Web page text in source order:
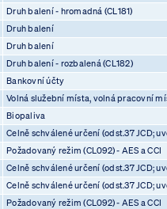
Druh balení - hromadná (CL181)
Druh balení
Druh balení
Druh balení - rozbalená (CL182)
Bankovní účty
Volná služební místa, volná pracovní
Biopaliva
Celně schválené určení (odst.37 JCD;
Požadovaný režim (CL092) - AES a CCI
Celně schválené určení (odst.37 JCD;
Celně schválené určení (odst.37 JCD;
Požadovaný režim (CL092) - AES a CCI